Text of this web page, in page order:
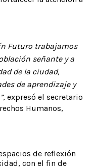
Futuro trabajamos
señante y a
de la ciudad,
de aprendizaje y
, expresó el secretario
Humanos,
de reflexión
con el fin de